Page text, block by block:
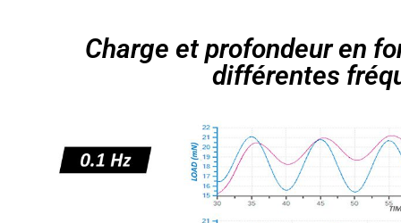
Charge et profondeur en
différentes